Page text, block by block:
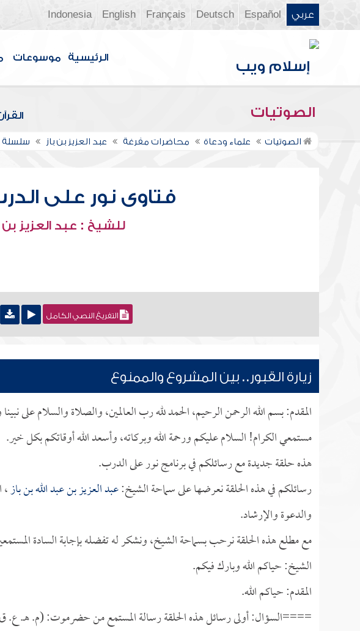
عربي Español
Deutsch
Français
English
Indonesia
الرئيسية موسوعات
الصوتيات
الصوتيات علماء ودعاة محاضرات مفرغة عبد العزيز بن باز سلسلة
فتاوى نور على الدرب
للشيخ : عبد العزيز بن
التفريغ النصي الكامل
زيارة القبور.. بين المشروع والممنوع
المقدم: بسم الله الرحمن الرحيم، الحمد لله رب العالمين، والصلاة والسلام على
مستمعي الكرام! السلام عليكم ورحمة الله وبركاته، وأسعد الله أوقاتكم بكل خير.
هذه حلقة جديدة مع رسائلكم في برنامج نور على الدرب.
رسائلكم في هذه الحلقة نعرضها على سماحة الشيخ:عبد العزيز بن عبد الله بن باز
والدعوة والإرشاد.
مع مطلع هذه الحلقة نرحب بسماحة الشيخ، ونشكر له تفضله بإجابة السادة
الشيخ: حياكم الله وبارك فيكم.
المقدم: حياكم الله.
====السؤال: أولى رسائل هذه الحلقة رسالة المستمع من حضرموت: (م. هـ.